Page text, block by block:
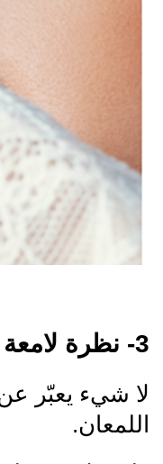
3- نظرة لامعة
لا شيء يعبّر
اللمعان.